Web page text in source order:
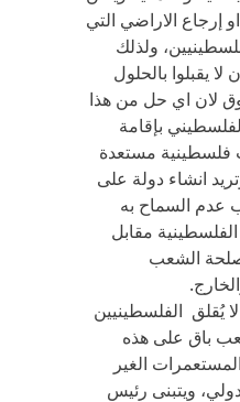
إرجاع الاراضي التي
1967 الى الفلسطينيين، ولذلك
يقبلوا بالحلول
لان اي حل من هذا
بإقامة
فلسطينية مستعدة
انشاء دولة على
عدم السماح به
مقابل
الشعب
يُقلق الفلسطينيين
باق على هذه
الغير
ويتبنى رئيس